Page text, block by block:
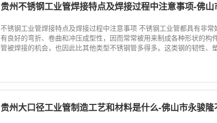
贵州不锈钢工业管焊接特点及焊接过程中注意事项-佛山市永骏隆不锈钢
不锈钢工业管焊接特点及焊接过程中注意事项 不锈钢工业管都具有非
有良好的弯折、卷曲和冲压成型性，因而常常被用来制成各种形状的构
管被焊接的机会，也因此比其他类型不锈钢管多得多。这类钢的韧性、
贵州大口径工业管制造工艺和材料是什么-佛山市永骏隆不锈钢